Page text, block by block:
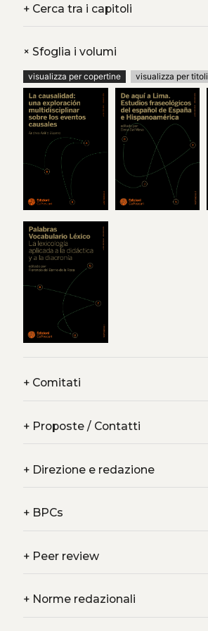
comunicativos del fútbol aportan al español.
+Cerca tra i capitoli
+Sfoglia i volumi
visualizza per copertine visualizza per titoli
+Comitati
+Proposte / Contatti
+Direzione e redazione
+BPCs
+Peer review
+Norme redazionali